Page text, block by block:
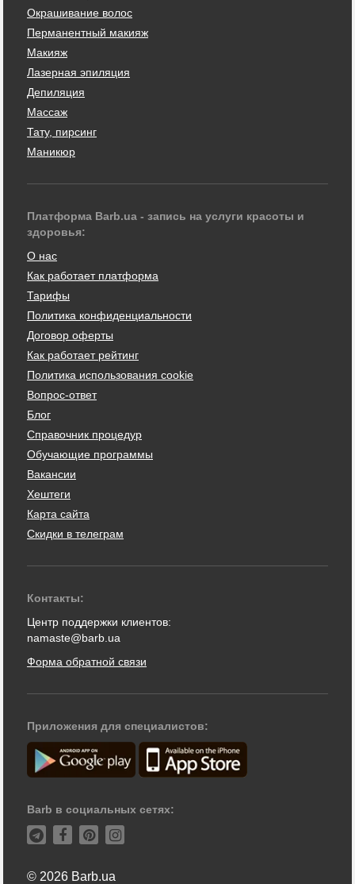
Окрашивание волос
Перманентный макияж
Макияж
Лазерная эпиляция
Депиляция
Массаж
Тату, пирсинг
Маникюр
Платформа Barb.ua - запись на услуги красоты и
здоровья:
О нас
Как работает платформа
Тарифы
Политика конфиденциальности
Договор оферты
Как работает рейтинг
Политика использования cookie
Вопрос-ответ
Блог
Справочник процедур
Обучающие программы
Вакансии
Хештеги
Карта сайта
Скидки в телеграм
Контакты:
Центр поддержки клиентов:
namaste@barb.ua
Форма обратной связи
Приложения для специалистов:
Barb в социальных сетях:
© 2026 Barb.ua